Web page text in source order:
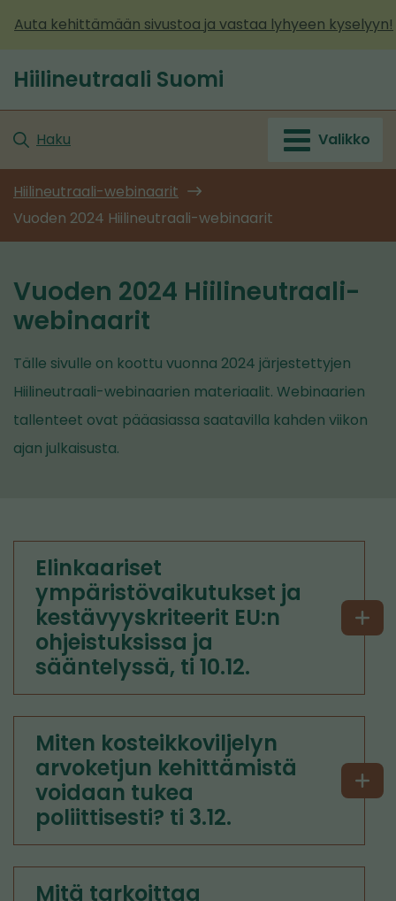
sisältöön
Auta kehittämään sivustoa ja vastaa lyhyeen kyselyyn!
Etusivu
Hiilineutraali Suomi
Haku Valikko
Hiilineutraali-webinaarit
Vuoden 2024 Hiilineutraali-webinaarit
Vuoden 2024 Hiilineutraali-
webinaarit
Tälle sivulle on koottu vuonna 2024 järjestettyjen
Hiilineutraali-webinaarien materiaalit. Webinaarien
tallenteet ovat pääasiassa saatavilla kahden viikon
ajan julkaisusta.
Elinkaariset
ympäristövaikutukset ja
kestävyyskriteerit EU:n
ohjeistuksissa ja
sääntelyssä, ti 10.12.
Miten kosteikkoviljelyn
arvoketjun kehittämistä
voidaan tukea
poliittisesti? ti 3.12.
Mitä tarkoittaa